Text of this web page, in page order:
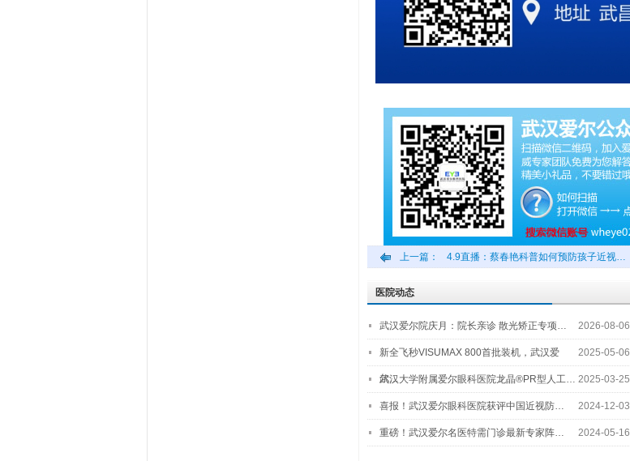
上一篇： 4.9直播：蔡春艳科普如何预防孩子近视…
医院动态
武汉爱尔院庆月：院长亲诊 散光矫正专项… 2026-08-06
新全飞秒VISUMAX 800首批装机，武汉爱
尔…
2025-05-06
武汉大学附属爱尔眼科医院龙晶®PR型人工… 2025-03-25
喜报！武汉爱尔眼科医院获评中国近视防… 2024-12-03
重磅！武汉爱尔名医特需门诊最新专家阵… 2024-05-16